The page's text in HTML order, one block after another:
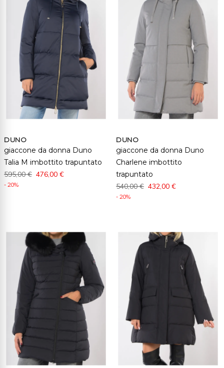
DUNO
giaccone da donna Duno
Talia M imbottito trapuntato
595,00 € 476,00 €
- 20%
DUNO
giaccone da donna Duno
Charlene imbottito
trapuntato
540,00 € 432,00 €
- 20%